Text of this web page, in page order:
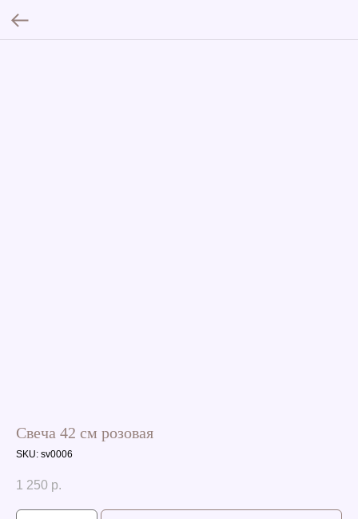
Свеча 42 см розовая
SKU: sv0006
1 250 р.